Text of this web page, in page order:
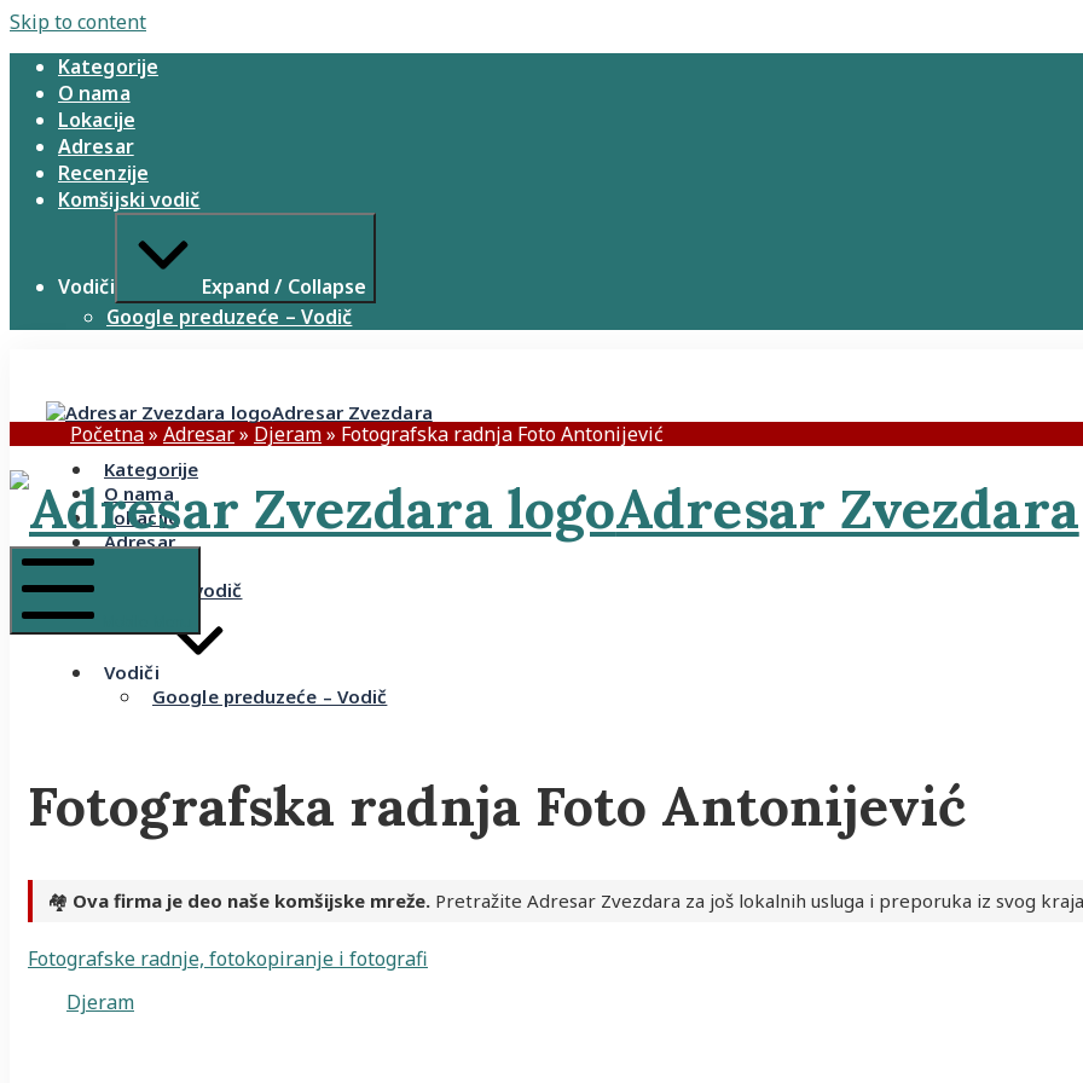
Skip to content
Kategorije
O nama
Lokacije
Adresar
Recenzije
Komšijski vodič
Vodiči
Expand / Collapse
Google preduzeće – Vodič
Adresar Zvezdara
Kategorije
O nama
Lokacije
Adresar
Komšijski vodič
Vodiči
Google preduzeće – Vodič
Početna» Adresar» Djeram» Fotografska radnja Foto Antonijević
Adresar Zvezdara
Fotografska radnja Foto Antonijević
🏘️ Ova firma je deo naše komšijske mreže. Pretražite Adresar Zvezdara za još lokalnih usluga i preporuka iz svog kraja
Fotografske radnje, fotokopiranje i fotografi
Djeram